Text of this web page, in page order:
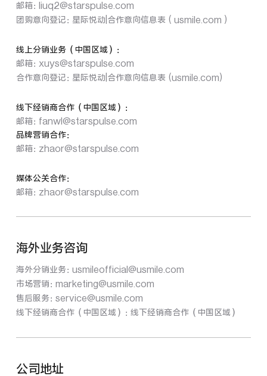
邮箱：
liuq2@starspulse.com
团购意向登记： 星际悦动|合作意向信息表 ( usmile.com )
线上分销业务（中国区域）：
邮箱： xuys@starspulse.com
合作意向登记： 星际悦动|合作意向信息表 (usmile.com)
线下经销商合作（中国区域）：
邮箱： fanwl@starspulse.com
品牌营销合作：
邮箱： zhaor@starspulse.com
媒体公关合作：
邮箱： zhaor@starspulse.com
海外业务咨询
海外分销业务： usmileofficial@usmile.com
市场营销： marketing@usmile.com
售后服务： service@usmile.com
线下经销商合作（中国区域）： 线下经销商合作（中国区域）
公司地址